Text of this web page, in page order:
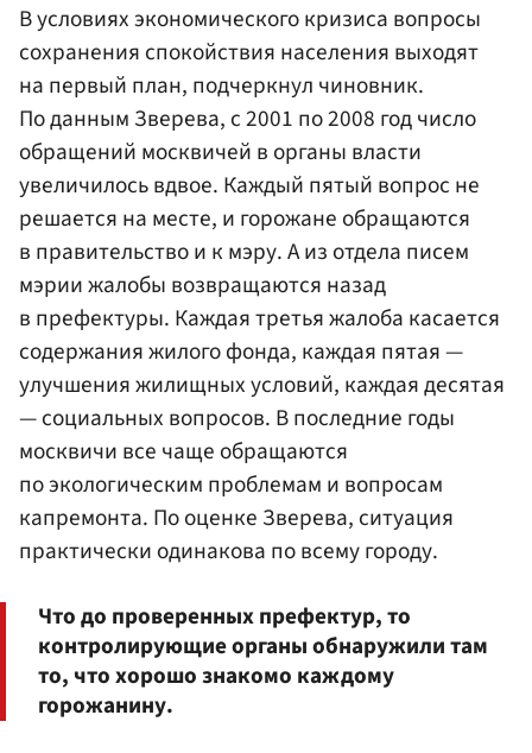
В условиях экономического кризиса вопросы
сохранения спокойствия населения выходят
на первый план, подчеркнул чиновник.
По данным Зверева, с 2001 по 2008 год число
обращений москвичей в органы власти
увеличилось вдвое. Каждый пятый вопрос не
решается на месте, и горожане обращаются
в правительство и к мэру. А из отдела писем
мэрии жалобы возвращаются назад
в префектуры. Каждая третья жалоба касается
содержания жилого фонда, каждая пятая —
улучшения жилищных условий, каждая десятая
— социальных вопросов. В последние годы
москвичи все чаще обращаются
по экологическим проблемам и вопросам
капремонта. По оценке Зверева, ситуация
практически одинакова по всему городу.
Что до проверенных префектур, то
контролирующие органы обнаружили там
то, что хорошо знакомо каждому
горожанину.